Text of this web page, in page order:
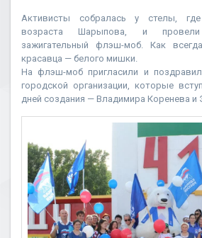
Активисты собралась у стелы,
возраста Шарыпова, и
зажигательный флэш-моб. Как
красавца — белого мишки.
На флэш-моб пригласили и
городской организации, которые
дней создания — Владимира Коренева и